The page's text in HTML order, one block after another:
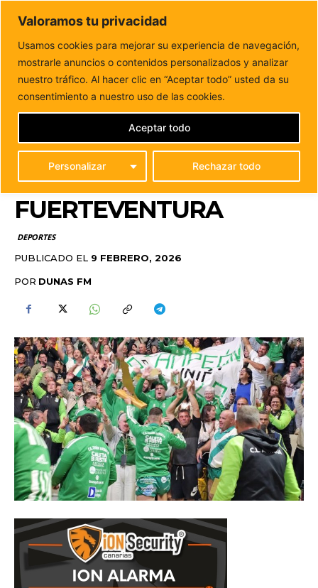
Valoramos tu privacidad
Usamos cookies para mejorar su experiencia de navegación,
mostrarle anuncios o contenidos personalizados y analizar
nuestro tráfico. Al hacer clic en “Aceptar todo” usted da su
consentimiento a nuestro uso de las cookies.
Personalizar Rechazar todo
Aceptar todo
DUNAS FM
Tu informacion de forma cercana
Inicio DEPORTES
El CL Unión Antigua se proclama
campeón de la Liga Insular de...
EL CL UNIÓN ANTIGUA
SE PROCLAMA
CAMPEÓN DE LA LIGA
INSULAR DE
FUERTEVENTURA
DEPORTES
PUBLICADO EL 9 FEBRERO, 2026
POR DUNAS FM